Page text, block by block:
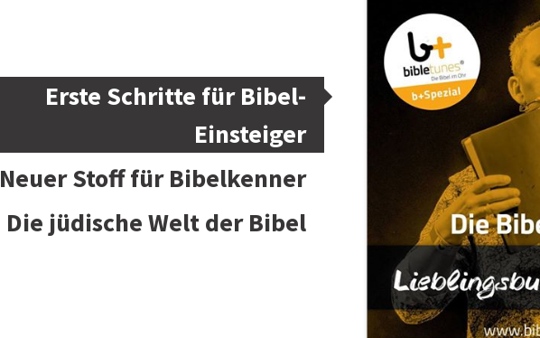
Erste Schritte für Bibel-
Einsteiger
Neuer Stoff für Bibelkenner
Die jüdische Welt der Bibel